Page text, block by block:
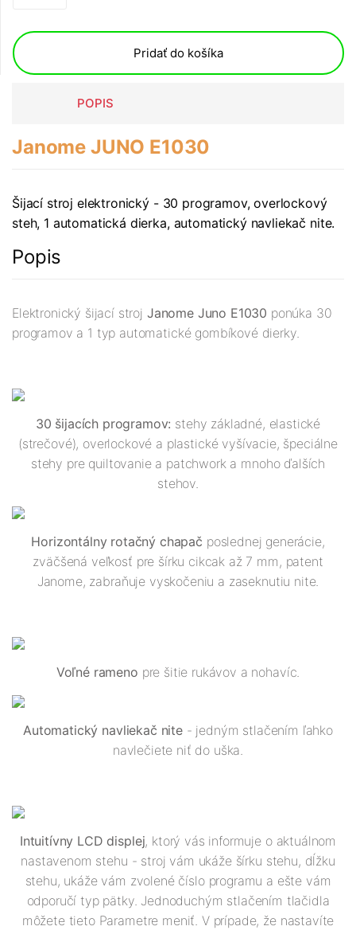
Pridať do košíka
POPIS
Janome JUNO E1030
Šijací stroj elektronický - 30 programov, overlockový
steh, 1 automatická dierka, automatický navliekač nite.
Popis
Elektronický šijací stroj Janome Juno E1030 ponúka 30
programov a 1 typ automatické gombíkové dierky.
30 šijacích programov: stehy základné, elastické
(strečové), overlockové a plastické vyšívacie, špeciálne
stehy pre quiltovanie a patchwork a mnoho ďalších
stehov.
Horizontálny rotačný chapač poslednej generácie,
zväčšená veľkosť pre šírku cikcak až 7 mm, patent
Janome, zabraňuje vyskočeniu a zaseknutiu nite.
Voľné rameno pre šitie rukávov a nohavíc.
Automatický navliekač nite- jedným stlačením ľahko
navlečiete niť do uška.
Intuitívny LCD displej, ktorý vás informuje o aktuálnom
nastavenom stehu - stroj vám ukáže šírku stehu, dĺžku
stehu, ukáže vám zvolené číslo programu a ešte vám
odporučí typ pätky. Jednoduchým stlačením tlačidla
môžete tieto Parametre meniť. V prípade, že nastavíte